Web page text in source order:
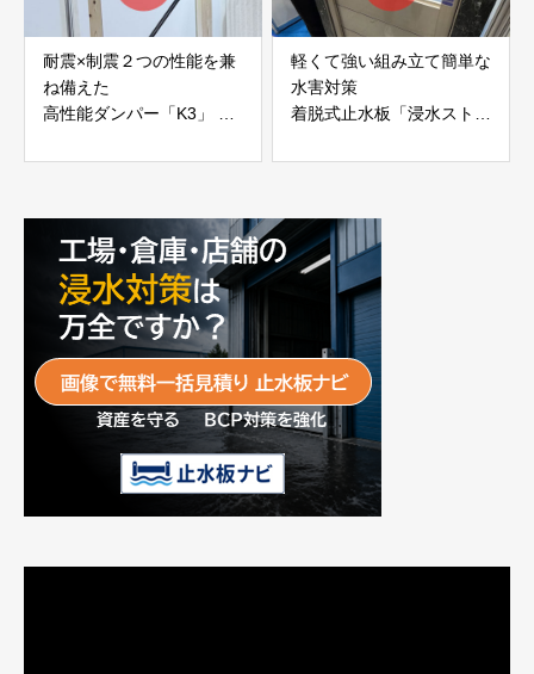
耐震×制震２つの性能を兼
ね備えた
高性能ダンパー「K3」 富
軽くて強い組み立て簡単な
水害対策
着脱式止水板「浸水ストッ
富士工業株式会社